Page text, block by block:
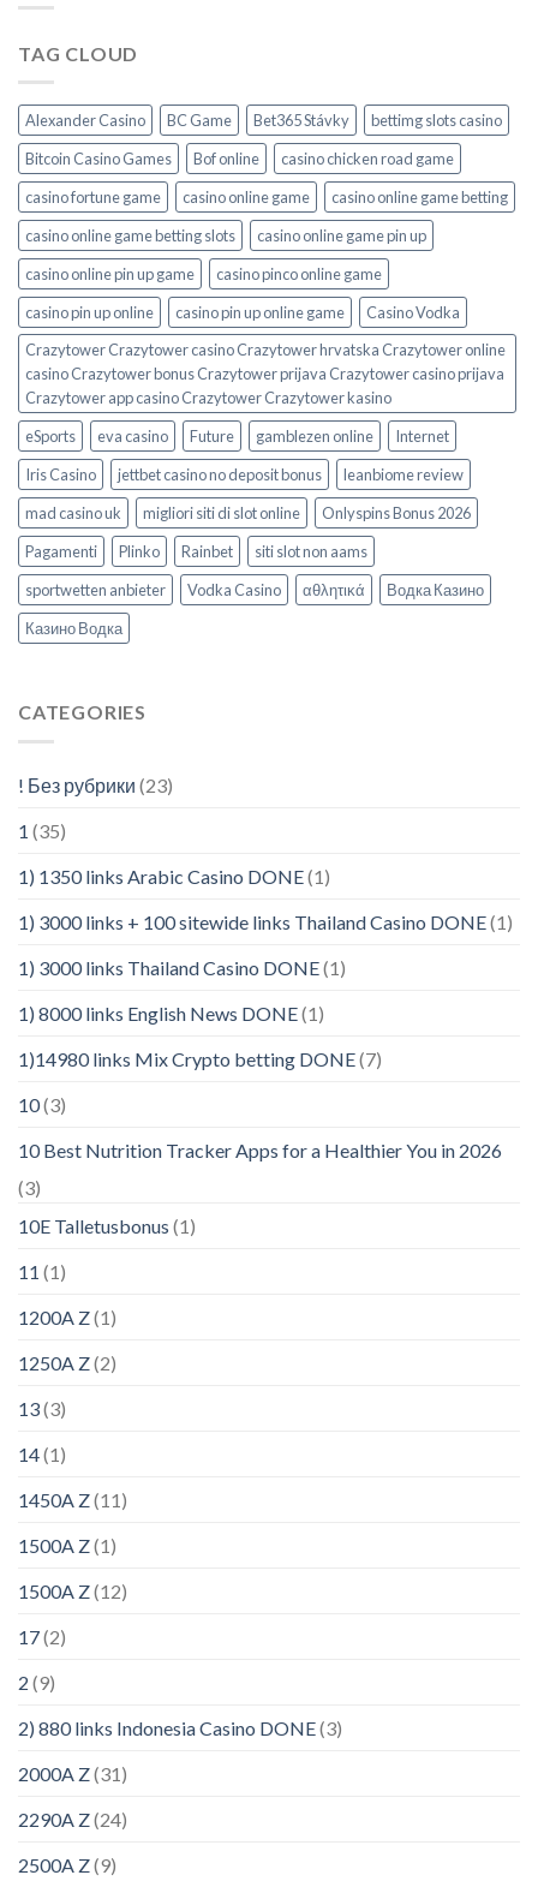
TAG CLOUD
Alexander Casino BC Game Bet365 Stávky
bettimg slots casino
Bitcoin Casino Games
Bof online
casino chicken road game
casino fortune game
casino online game
casino online game betting
casino online game betting slots
casino online game pin up
casino online pin up game
casino pinco online game
casino pin up online
casino pin up online game
Casino Vodka
Crazytower Crazytower casino Crazytower hrvatska Crazytower online
casino Crazytower bonus Crazytower prijava Crazytower casino prijava
Crazytower app casino Crazytower Crazytower kasino
eSports
eva casino Future gamblezen online
Internet
Iris Casino
jettbet casino no deposit bonus
leanbiome review
mad casino uk
migliori siti di slot online
Onlyspins Bonus 2026
Pagamenti
Plinko Rainbet
siti slot non aams
sportwetten anbieter
Vodka Casino αθλητικά
Водка Казино
Казино Водка
CATEGORIES
! Без рубрики (23)
1 (35)
1) 1350 links Arabic Casino DONE(1)
1) 3000 links + 100 sitewide links Thailand Casino DONE(1)
1) 3000 links Thailand Casino DONE(1)
1) 8000 links English News DONE(1)
1)14980 links Mix Crypto betting DONE(7)
10(3)
10 Best Nutrition Tracker Apps for a Healthier You in 2026
(3)
10E Talletusbonus (1)
11 (1)
1200A Z(1)
1250A Z(2)
13(3)
14(1)
1450A Z(11)
1500A Z(1)
1500A Z(12)
17(2)
2 (9)
2) 880 links Indonesia Casino DONE(3)
2000A Z(31)
2290A Z(24)
2500A Z(9)